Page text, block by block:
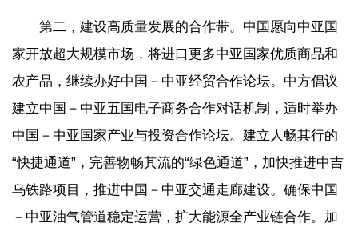
第二，建设高质量发展的合作带。中国愿向中亚国
家开放超大规模市场，将进口更多中亚国家优质商品和
农产品，继续办好中国－中亚经贸合作论坛。中方倡议
建立中国－中亚五国电子商务合作对话机制，适时举办
中国－中亚国家产业与投资合作论坛。建立人畅其行的
“快捷通道”，完善物畅其流的“绿色通道”，加快推进中吉
乌铁路项目，推进中国－中亚交通走廊建设。确保中国
－中亚油气管道稳定运营，扩大能源全产业链合作。加